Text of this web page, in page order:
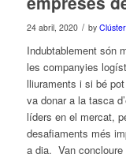
24 abril, 2020 / by
Indubtablement són
les companyies
lliuraments i si bé
va donar a la tasca
líders en el mercat,
desafiaments més
a dia. Van